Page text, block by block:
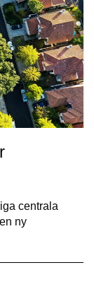
centrala
ny